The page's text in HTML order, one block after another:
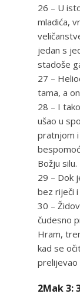
26 – U
mladića,
jedan s
stadoše
27 –
tama, a
28 – I
ušao u
pratnjom
Božju silu.
29 – Dok
bez riječi
30 –
čudesno
Hram,
kad se
prelijevao
2Mak 3: